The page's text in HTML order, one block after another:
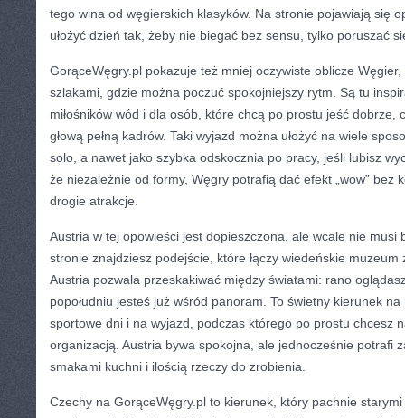
tego wina od węgierskich klasyków. Na stronie pojawiają się
ułożyć dzień tak, żeby nie biegać bez sensu, tylko poruszać
GorąceWęgry.pl pokazuje też mniej oczywiste oblicze Węgier,
szlakami, gdzie można poczuć spokojniejszy rytm. Są tu
miłośników wód i dla osób, które chcą po prostu jeść dobrze,
głową pełną kadrów. Taki wyjazd można ułożyć na wiele
solo, a nawet jako szybka odskocznia po pracy, jeśli lubisz
że niezależnie od formy, Węgry potrafią dać efekt „wow” bez
drogie atrakcje.
Austria w tej opowieści jest dopieszczona, ale wcale nie musi
stronie znajdziesz podejście, które łączy wiedeńskie
Austria pozwala przeskakiwać między światami: rano
popołudniu jesteś już wśród panoram. To świetny kierunek
sportowe dni i na wyjazd, podczas którego po prostu chcesz
organizacją. Austria bywa spokojna, ale jednocześnie potrafi
smakami kuchni i ilością rzeczy do zrobienia.
Czechy na GorąceWęgry.pl to kierunek, który pachnie